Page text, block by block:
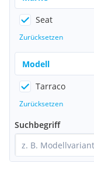
Seat
Zurücksetzen
Modell
Tarraco
Zurücksetzen
Suchbegriff